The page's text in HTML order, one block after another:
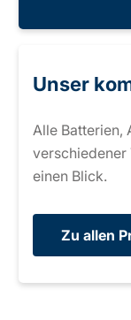
Unser
Alle Batterien,
verschiedener
einen Blick.
Zu allen